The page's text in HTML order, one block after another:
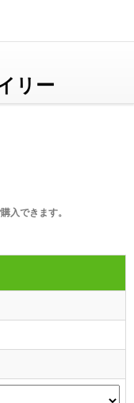
リー
入できます。